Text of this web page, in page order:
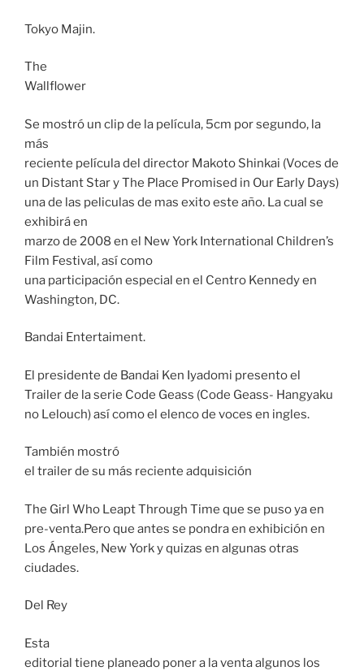
Tokyo Majin.
The
Wallflower
Se mostró un clip de la película, 5cm por segundo, la
más
reciente película del director Makoto Shinkai (Voces de
un Distant Star y The Place Promised in Our Early Days)
una de las peliculas de mas exito este año. La cual se
exhibirá en
marzo de 2008 en el New York International Children’s
Film Festival, así como
una participación especial en el Centro Kennedy en
Washington, DC.
Bandai Entertaiment.
El presidente de Bandai Ken Iyadomi presento el
Trailer de la serie Code Geass (Code Geass- Hangyaku
no Lelouch) así como el elenco de voces en ingles.
También mostró
el trailer de su más reciente adquisición
The Girl Who Leapt Through Time que se puso ya en
pre-venta.Pero que antes se pondra en exhibición en
Los Ángeles, New York y quizas en algunas otras
ciudades.
Del Rey
Esta
editorial tiene planeado poner a la venta algunos los